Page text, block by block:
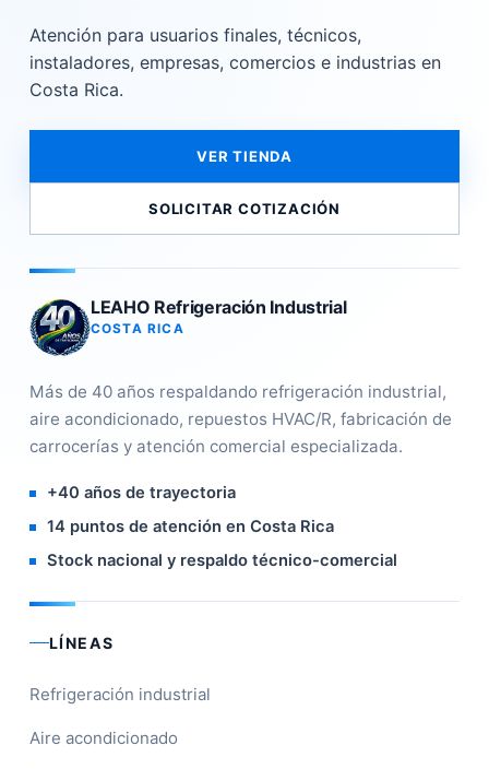
Atención para usuarios finales, técnicos,
instaladores, empresas, comercios e industrias en
Costa Rica.
VER TIENDA
SOLICITAR COTIZACIÓN
LEAHO Refrigeración Industrial
COSTA RICA
Más de 40 años respaldando refrigeración industrial,
aire acondicionado, repuestos HVAC/R, fabricación de
carrocerías y atención comercial especializada.
+40 años de trayectoria
14 puntos de atención en Costa Rica
Stock nacional y respaldo técnico-comercial
LÍNEAS
Refrigeración industrial
Aire acondicionado